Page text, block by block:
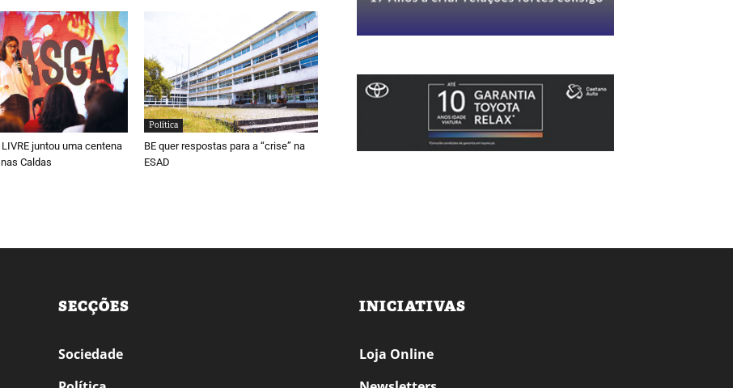
LIVRE juntou uma centena
Caldas
Política
BE quer respostas para a “crise” na
ESAD
SECÇÕES
Sociedade
INICIATIVAS
Loja Online